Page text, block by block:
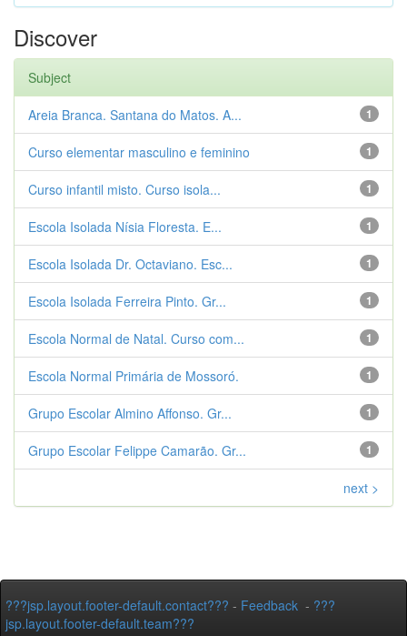
Discover
Subject
1
Areia Branca. Santana do Matos. A...
1
Curso elementar masculino e feminino
1
Curso infantil misto. Curso isola...
1
Escola Isolada Nísia Floresta. E...
1
Escola Isolada Dr. Octaviano. Esc...
1
Escola Isolada Ferreira Pinto. Gr...
1
Escola Normal de Natal. Curso com...
1
Escola Normal Primária de Mossoró.
1
Grupo Escolar Almino Affonso. Gr...
1
Grupo Escolar Felippe Camarão. Gr...
next >
???jsp.layout.footer-default.contact??? - Feedback - ???
jsp.layout.footer-default.team???